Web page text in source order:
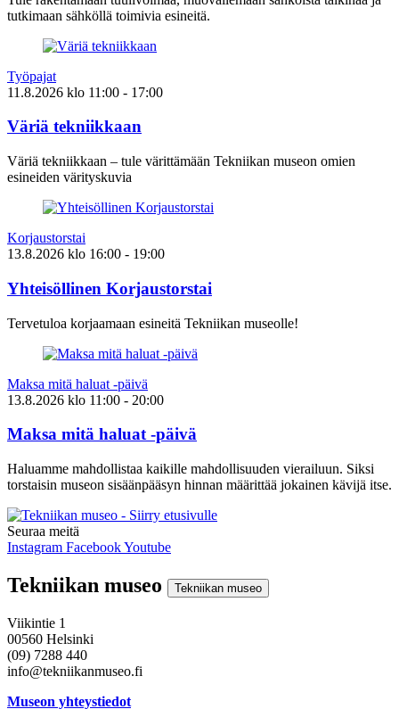
tutkimaan sähköllä toimivia esineitä.
Työpajat
11.8.2026 klo 11:00 - 17:00
Väriä tekniikkaan
Väriä tekniikkaan – tule värittämään Tekniikan museon omien
esineiden värityskuvia
Korjaustorstai
13.8.2026 klo 16:00 - 19:00
Yhteisöllinen Korjaustorstai
Tervetuloa korjaamaan esineitä Tekniikan museolle!
Maksa mitä haluat -päivä
13.8.2026 klo 11:00 - 20:00
Maksa mitä haluat -päivä
Haluamme mahdollistaa kaikille mahdollisuuden vierailuun. Siksi
torstaisin museon sisäänpääsyn hinnan määrittää jokainen kävijä itse.
Seuraa meitä
Instagram FacebookYoutube
Tekniikan museo Tekniikan museo
Viikintie 1
00560 Helsinki
(09) 7288 440
info@tekniikanmuseo.fi
Museon yhteystiedot